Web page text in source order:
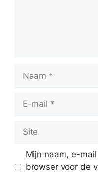
mail
Mijn naam, e-
browser voor de